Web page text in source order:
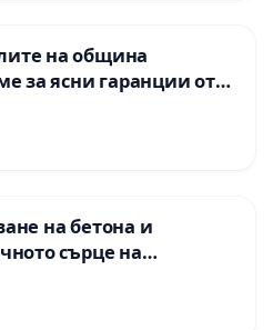
на община
за ясни гаранции от
държавата, че ще се
норми!
на бетона и
сърце на
във Враца